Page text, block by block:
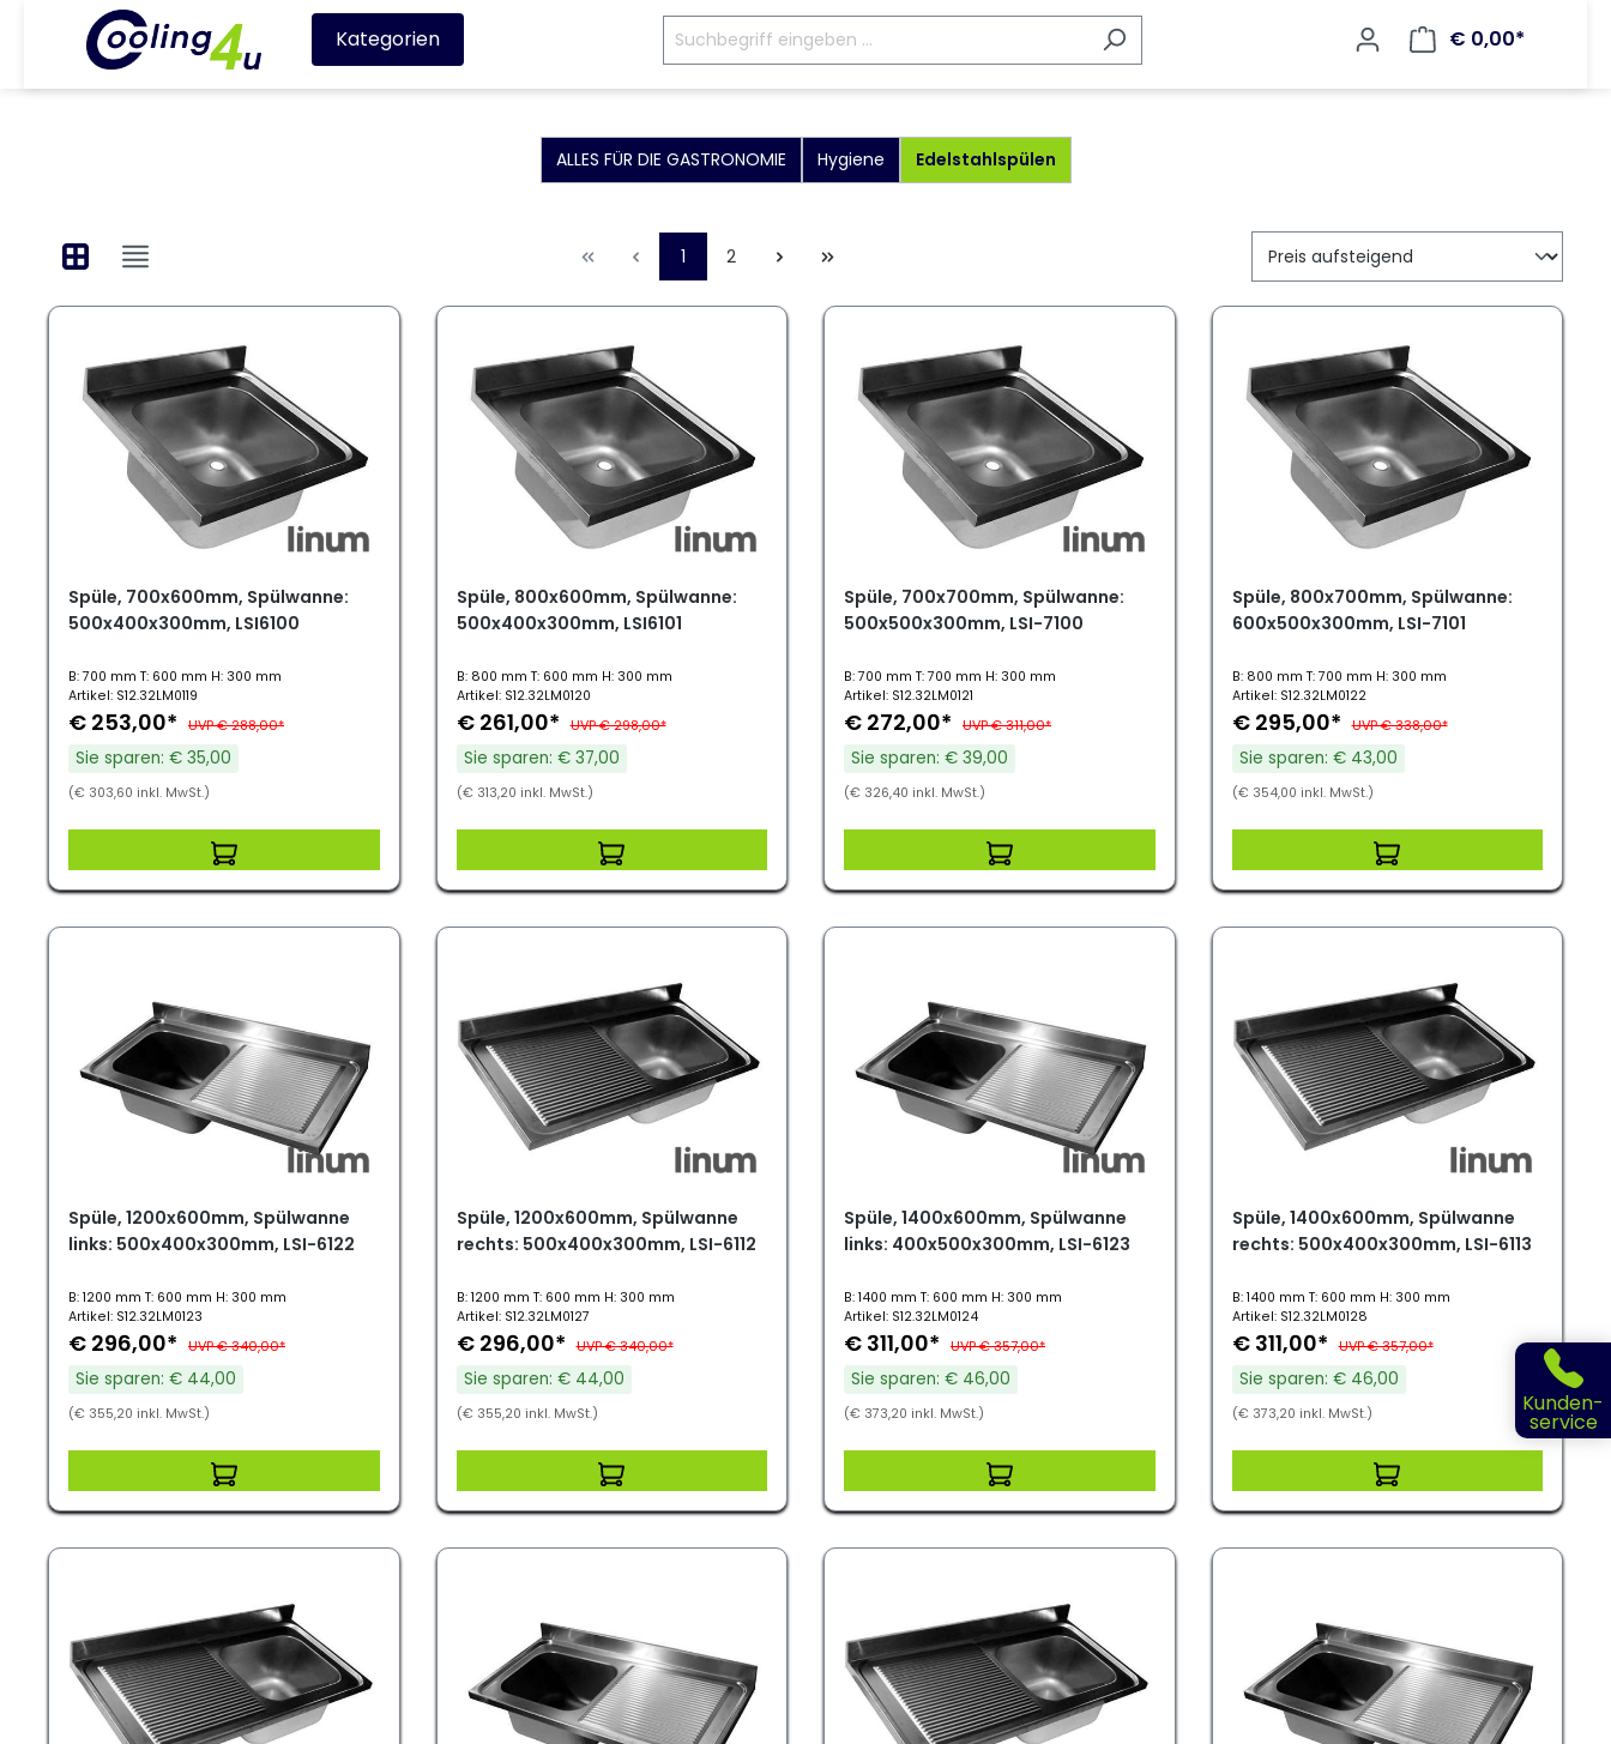
Kunden-
service
Kategorien € 0,00*
ALLES FÜR DIE GASTRONOMIE Hygiene Edelstahlspülen
1 2
Spüle, 700x600mm, Spülwanne:
500x400x300mm, LSI6100
B: 700 mm T: 600 mm H: 300 mm
Artikel: S12.32LM0119
€ 253,00* UVP € 288,00*
Sie sparen: € 35,00
(€ 303,60 inkl. MwSt.)
Spüle, 800x600mm, Spülwanne:
500x400x300mm, LSI6101
B: 800 mm T: 600 mm H: 300 mm
Artikel: S12.32LM0120
€ 261,00* UVP € 298,00*
Sie sparen: € 37,00
(€ 313,20 inkl. MwSt.)
Spüle, 700x700mm, Spülwanne:
500x500x300mm, LSI-7100
B: 700 mm T: 700 mm H: 300 mm
Artikel: S12.32LM0121
€ 272,00* UVP € 311,00*
Sie sparen: € 39,00
(€ 326,40 inkl. MwSt.)
Spüle, 800x700mm, Spülwanne:
600x500x300mm, LSI-7101
B: 800 mm T: 700 mm H: 300 mm
Artikel: S12.32LM0122
€ 295,00* UVP € 338,00*
Sie sparen: € 43,00
(€ 354,00 inkl. MwSt.)
Spüle, 1200x600mm, Spülwanne
links: 500x400x300mm, LSI-6122
B: 1200 mm T: 600 mm H: 300 mm
Artikel: S12.32LM0123
€ 296,00* UVP € 340,00*
Sie sparen: € 44,00
(€ 355,20 inkl. MwSt.)
Spüle, 1200x600mm, Spülwanne
rechts: 500x400x300mm, LSI-6112
B: 1200 mm T: 600 mm H: 300 mm
Artikel: S12.32LM0127
€ 296,00* UVP € 340,00*
Sie sparen: € 44,00
(€ 355,20 inkl. MwSt.)
Spüle, 1400x600mm, Spülwanne
links: 400x500x300mm, LSI-6123
B: 1400 mm T: 600 mm H: 300 mm
Artikel: S12.32LM0124
€ 311,00* UVP € 357,00*
Sie sparen: € 46,00
(€ 373,20 inkl. MwSt.)
Spüle, 1400x600mm, Spülwanne
rechts: 500x400x300mm, LSI-6113
B: 1400 mm T: 600 mm H: 300 mm
Artikel: S12.32LM0128
€ 311,00* UVP € 357,00*
Sie sparen: € 46,00
(€ 373,20 inkl. MwSt.)